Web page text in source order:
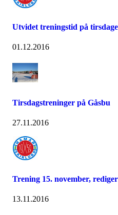
Utvidet treningstid på
01.12.2016
Tirsdagstreninger på Gåsbu
27.11.2016
Trening 15. november,
13.11.2016